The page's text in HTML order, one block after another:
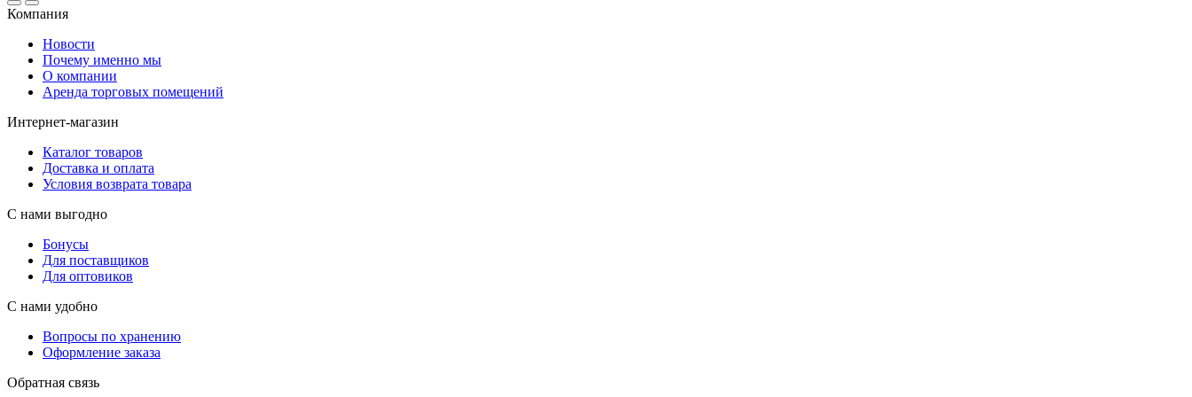
Компания
Новости
Почему именно мы
О компании
Аренда торговых помещений
Интернет-магазин
Каталог товаров
Доставка и оплата
Условия возврата товара
С нами выгодно
Бонусы
Для поставщиков
Для оптовиков
С нами удобно
Вопросы по хранению
Оформление заказа
Обратная связь